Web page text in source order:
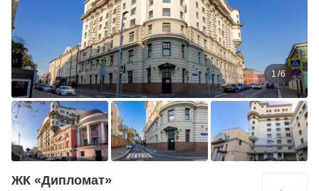
1 /6
ЖК «Дипломат»